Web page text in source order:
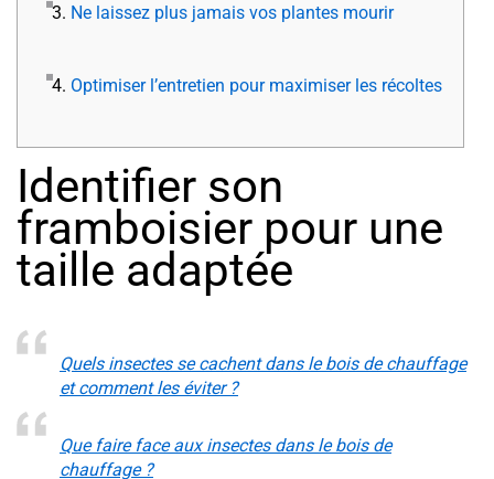
3. Ne laissez plus jamais vos plantes mourir
4. Optimiser l’entretien pour maximiser les récoltes
Identifier son
framboisier pour une
taille adaptée
Quels insectes se cachent dans le bois de chauffage
et comment les éviter ?
Que faire face aux insectes dans le bois de
chauffage ?